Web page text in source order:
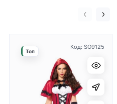
Код: SO9125
Топ